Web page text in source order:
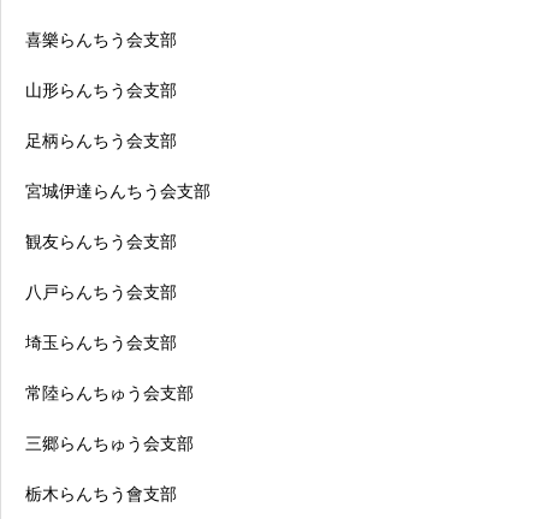
喜樂らんちう会支部
山形らんちう会支部
足柄らんちう会支部
宮城伊達らんちう会支部
観友らんちう会支部
八戸らんちう会支部
埼玉らんちう会支部
常陸らんちゅう会支部
三郷らんちゅう会支部
栃木らんちう會支部